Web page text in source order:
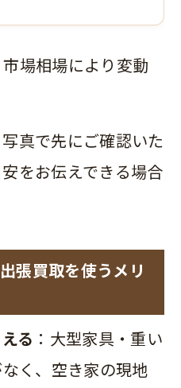
場相場により変動
真で先にご確認いた
をお伝えできる場合
張買取を使うメリ
る ：大型家具・重い
く、空き家の現地